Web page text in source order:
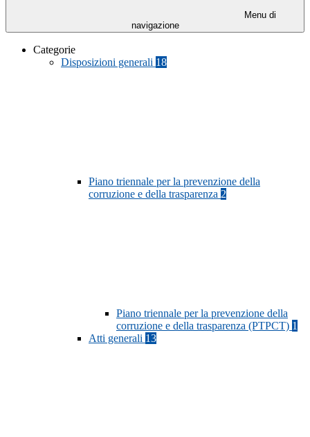
Menu di
navigazione
Categorie
Disposizioni generali 18
Piano triennale per la prevenzione della
corruzione e della trasparenza 2
Piano triennale per la prevenzione della
corruzione e della trasparenza (PTPCT) 1
Atti generali 13